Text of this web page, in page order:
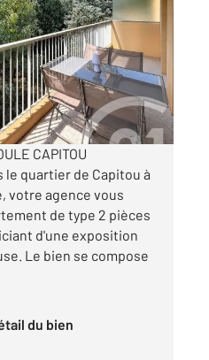
vendre
€
CAPITOU
quartier de Capitou à
votre agence vous
de type 2 pièces
d'une exposition
Le bien se compose
du bien